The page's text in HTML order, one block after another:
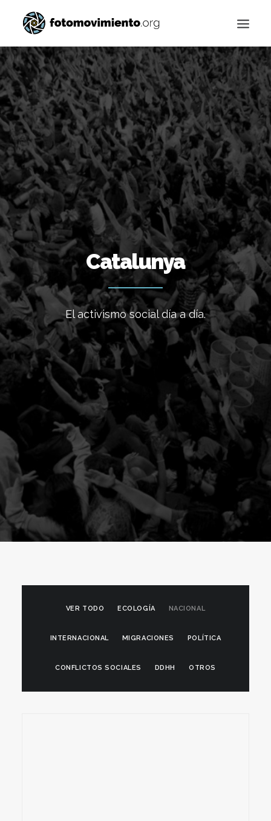
Buscar
Catalunya
El activismo social día a día.
VER TODO ECOLOGÍA NACIONAL
INTERNACIONAL MIGRACIONES POLÍTICA
CONFLICTOS SOCIALES DDHH OTROS